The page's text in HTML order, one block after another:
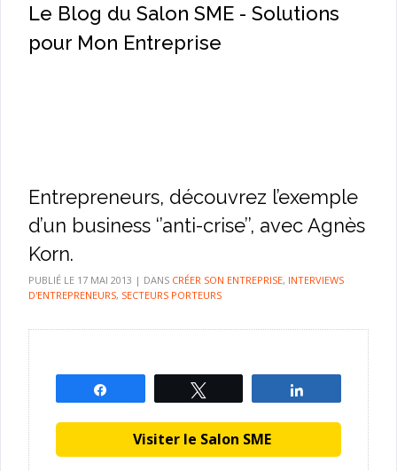
Le Blog du Salon SME - Solutions
pour Mon Entreprise
Entrepreneurs, découvrez l’exemple
d’un business ‘’anti-crise’’, avec Agnès
Korn.
PUBLIÉ LE 17 MAI 2013 | DANS CRÉER SON ENTREPRISE, INTERVIEWS
D'ENTREPRENEURS, SECTEURS PORTEURS
Visiter le Salon SME